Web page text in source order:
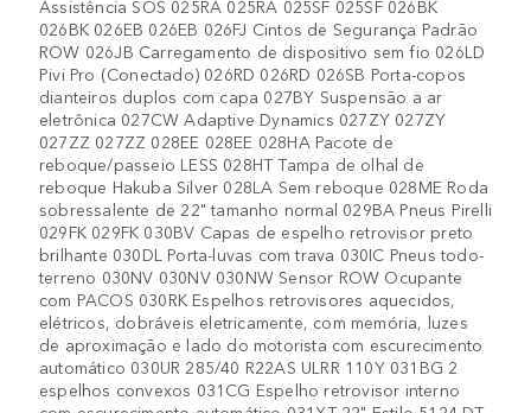
Assistência SOS 025RA 025RA 025SF 025SF 026BK
026BK 026EB 026EB 026FJ Cintos de Segurança Padrão
ROW 026JB Carregamento de dispositivo sem fio 026LD
Pivi Pro (Conectado) 026RD 026RD 026SB Porta-copos
dianteiros duplos com capa 027BY Suspensão a ar
eletrônica 027CW Adaptive Dynamics 027ZY 027ZY
027ZZ 027ZZ 028EE 028EE 028HA Pacote de
reboque/passeio LESS 028HT Tampa de olhal de
reboque Hakuba Silver 028LA Sem reboque 028ME Roda
sobressalente de 22" tamanho normal 029BA Pneus Pirelli
029FK 029FK 030BV Capas de espelho retrovisor preto
brilhante 030DL Porta-luvas com trava 030IC Pneus todo-
terreno 030NV 030NV 030NW Sensor ROW Ocupante
com PACOS 030RK Espelhos retrovisores aquecidos,
elétricos, dobráveis ​​eletricamente, com memória, luzes
de aproximação e lado do motorista com escurecimento
automático 030UR 285/40 R22AS ULRR 110Y 031BG 2
espelhos convexos 031CG Espelho retrovisor interno